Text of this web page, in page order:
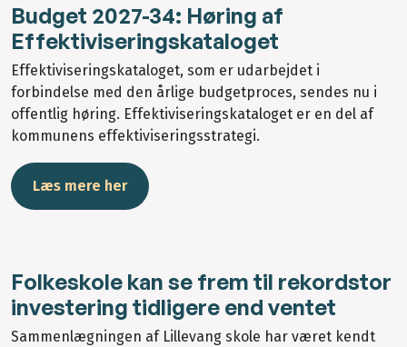
Budget 2027-34: Høring af
Effektiviseringskataloget
Effektiviseringskataloget, som er udarbejdet i
forbindelse med den årlige budgetproces, sendes nu i
offentlig høring. Effektiviseringskataloget er en del af
kommunens effektiviseringsstrategi.
Læs mere her
Folkeskole kan se frem til rekordstor
investering tidligere end ventet
Sammenlægningen af Lillevang skole har været kendt